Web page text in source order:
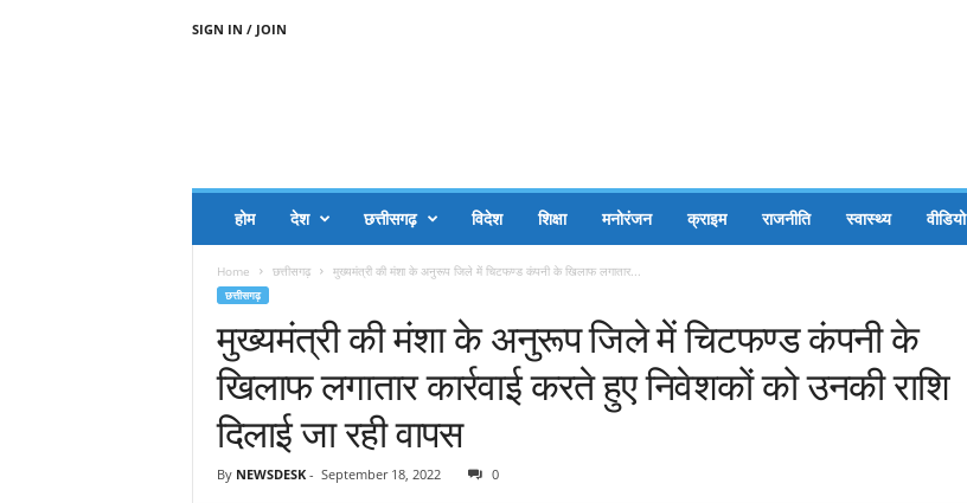
SIGN IN / JOIN
होम देश छत्तीसगढ़ विदेश शिक्षा मनोरंजन क्राइम राजनीति स्वास्थ्य वीडियो
Home छत्तीसगढ़ मुख्यमंत्री की मंशा के अनुरूप जिले में चिटफण्ड कंपनी के खिलाफ लगातार...
छत्तीसगढ़
मुख्यमंत्री की मंशा के अनुरूप जिले में चिटफण्ड कंपनी के
खिलाफ लगातार कार्रवाई करते हुए निवेशकों को उनकी राशि
दिलाई जा रही वापस
By NEWSDESK- September 18, 2022 0